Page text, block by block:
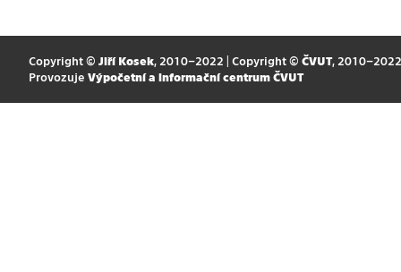
Copyright © Jiří Kosek, 2010–2022 | Copyright © ČVUT, 2010–2022
Provozuje Výpočetní a informační centrum ČVUT